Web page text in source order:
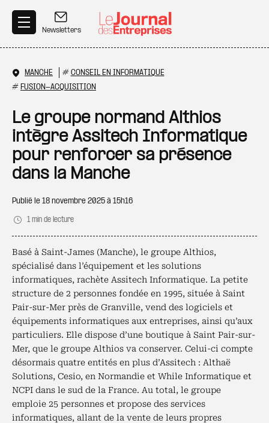
Newsletters
MANCHE # CONSEIL EN INFORMATIQUE
# FUSION-ACQUISITION
Le groupe normand Althios
intègre Assitech Informatique
pour renforcer sa présence
dans la Manche
Publié le 18 novembre 2025 à 15h16
1 min de lecture
Basé à Saint-James (Manche), le groupe Althios,
spécialisé dans l’équipement et les solutions
informatiques, rachète Assitech Informatique. La petite
structure de 2 personnes fondée en 1995, située à Saint
Pair-sur-Mer près de Granville, vend des logiciels et
équipements informatiques aux entreprises, ainsi qu’aux
particuliers. Elle dispose d’une boutique à Saint Pair-sur-
Mer, que le groupe Althios va conserver. Celui-ci compte
désormais quatre entités en plus d’Assitech : Althaë
Solutions, Cesio, en Normandie et While Informatique et
NCPI dans le sud de la France. Au total, le groupe
emploie 25 personnes et propose des services
informatiques, allant de la vente de leurs propres